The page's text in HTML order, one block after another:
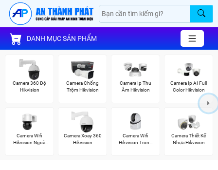
DANH MỤC SẢN PHẨM
Camera 360 Độ
Hikvision
Camera Chống
Trộm Hikvision
Camera Ip Thu
Âm Hikvision
Camera Ip AI Full
Color Hikvision
Camera Wifi
Hikvision Ngoài
Camera Xoay 360
Hikvision
Camera Wifi
Hikvision Trong
Camera Thiết Kế
Nhựa Hikvision